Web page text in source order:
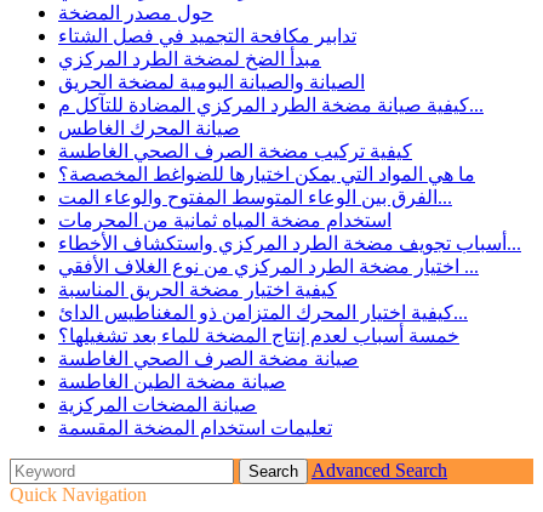
حول مصدر المضخة
تدابير مكافحة التجميد في فصل الشتاء
مبدأ الضخ لمضخة الطرد المركزي
الصيانة والصيانة اليومية لمضخة الحريق
كيفية صيانة مضخة الطرد المركزي المضادة للتآكل م...
صيانة المحرك الغاطس
كيفية تركيب مضخة الصرف الصحي الغاطسة
ما هي المواد التي يمكن اختيارها للضواغط المخصصة؟
الفرق بين الوعاء المتوسط ​​المفتوح والوعاء المت...
استخدام مضخة المياه ثمانية من المحرمات
أسباب تجويف مضخة الطرد المركزي واستكشاف الأخطاء...
اختيار مضخة الطرد المركزي من نوع الغلاف الأفقي ...
كيفية اختيار مضخة الحريق المناسبة
كيفية اختيار المحرك المتزامن ذو المغناطيس الدائ...
خمسة أسباب لعدم إنتاج المضخة للماء بعد تشغيلها؟
صيانة مضخة الصرف الصحي الغاطسة
صيانة مضخة الطين الغاطسة
صيانة المضخات المركزية
تعليمات استخدام المضخة المقسمة
Advanced Search
Quick Navigation